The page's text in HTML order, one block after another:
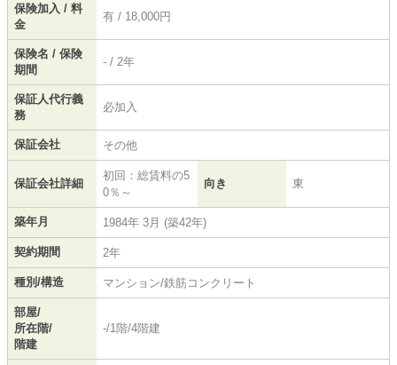
保険加入 / 料
金
有 / 18,000円
保険名 / 保険
期間
- / 2年
保証人代行義
務
必加入
保証会社 その他
保証会社詳細
初回：総賃料の5
0％～
向き 東
築年月 1984年 3月 (築42年)
契約期間 2年
種別/構造 マンション/鉄筋コンクリート
部屋/
所在階/
階建
-/1階/4階建